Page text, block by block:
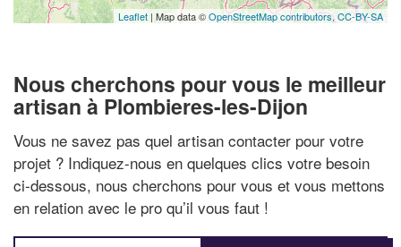
Leaflet | Map data ©OpenStreetMap contributors,CC-BY-SA
Nous cherchons pour vous le meilleur
artisan à Plombieres-les-Dijon
Vous ne savez pas quel artisan contacter pour votre
projet ? Indiquez-nous en quelques clics votre besoin
ci-dessous, nous cherchons pour vous et vous mettons
en relation avec le pro qu’il vous faut !